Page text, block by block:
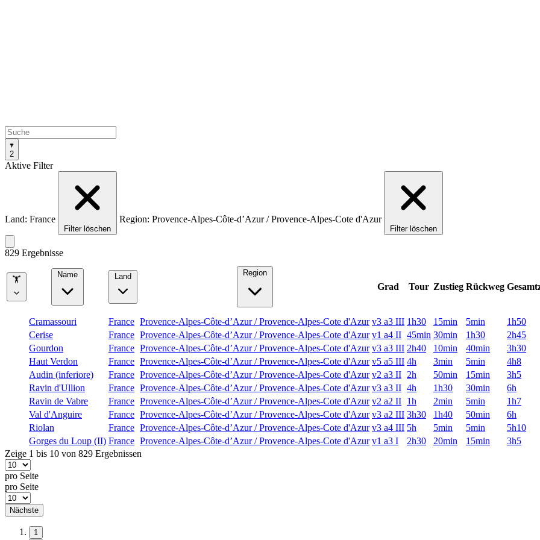
2
Aktive Filter
Land: France
Filter löschen
Region: Provence-Alpes-Côte-d’Azur / Provence-Alpes-Cote d'Azur
Filter löschen
829 Ergebnisse
🏋
Name Land Region
Grad Tour Zustieg Rückweg
Cramassouri France Provence-Alpes-Côte-d’Azur / Provence-Alpes-Cote d'Azur v3 a3 III 1h30 15min 5min 1h50
Cerise
France Provence-Alpes-Côte-d’Azur / Provence-Alpes-Cote d'Azur v1 a4 II 45min 30min 1h30 2h45
Gourdon
France Provence-Alpes-Côte-d’Azur / Provence-Alpes-Cote d'Azur v3 a3 III 2h40 10min 40min 3h30
Haut Verdon
France Provence-Alpes-Côte-d’Azur / Provence-Alpes-Cote d'Azur v5 a5 III 4h 3min 5min 4h8
Audin (inferiore)
France Provence-Alpes-Côte-d’Azur / Provence-Alpes-Cote d'Azur v2 a3 II 2h 50min 15min 3h5
Ravin d'Ullion
France Provence-Alpes-Côte-d’Azur / Provence-Alpes-Cote d'Azur v3 a3 II 4h 1h30 30min 6h
Ravin de Vabre
France Provence-Alpes-Côte-d’Azur / Provence-Alpes-Cote d'Azur v2 a2 II 1h 2min 5min 1h7
Val d'Anguire
France Provence-Alpes-Côte-d’Azur / Provence-Alpes-Cote d'Azur v3 a2 III 3h30 1h40 50min 6h
Riolan
France Provence-Alpes-Côte-d’Azur / Provence-Alpes-Cote d'Azur v3 a4 III 5h 5min 5min 5h10
Gorges du Loup (II) France Provence-Alpes-Côte-d’Azur / Provence-Alpes-Cote d'Azur v1 a3 I 2h30 20min 15min 3h5
Zeige 1 bis 10 von 829 Ergebnissen
pro Seite
pro Seite
Nächste
1